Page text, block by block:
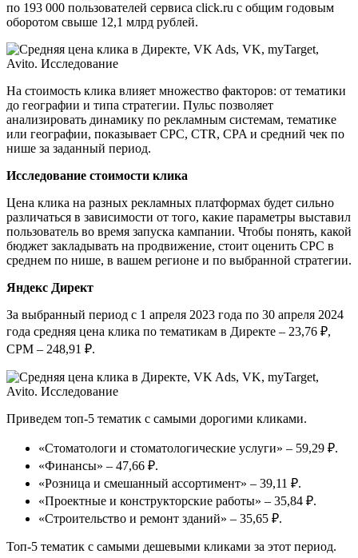
по 193 000 пользователей сервиса click.ru с общим годовым
оборотом свыше 12,1 млрд рублей.
На стоимость клика влияет множество факторов: от тематики
до географии и типа стратегии. Пульс позволяет
анализировать динамику по рекламным системам, тематике
или географии, показывает CPC, CTR, CPA и средний чек по
нише за заданный период.
Исследование стоимости клика
Цена клика на разных рекламных платформах будет сильно
различаться в зависимости от того, какие параметры выставил
пользователь во время запуска кампании. Чтобы понять, какой
бюджет закладывать на продвижение, стоит оценить CPC в
среднем по нише, в вашем регионе и по выбранной стратегии.
Яндекс Директ
За выбранный период с 1 апреля 2023 года по 30 апреля 2024
года средняя цена клика по тематикам в Директе – 23,76 ₽,
СРМ – 248,91 ₽.
Приведем топ-5 тематик с самыми дорогими кликами.
«Стоматологи и стоматологические услуги» – 59,29 ₽.
«Финансы» – 47,66 ₽.
«Розница и смешанный ассортимент» – 39,11 ₽.
«Проектные и конструкторские работы» – 35,84 ₽.
«Строительство и ремонт зданий» – 35,65 ₽.
Топ-5 тематик с самыми дешевыми кликами за этот период.